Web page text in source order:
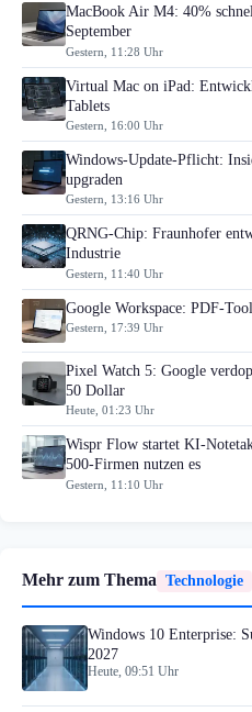
MacBook Air M4: 40%
September
Gestern, 11:28 Uhr
Virtual Mac on iPad:
Tablets
Gestern, 16:00 Uhr
Windows-Update-Pflicht:
upgraden
Gestern, 13:16 Uhr
QRNG-Chip: Fraunhofer
Industrie
Gestern, 11:40 Uhr
Google Workspace: PDF-
Gestern, 17:39 Uhr
Pixel Watch 5: Google
50 Dollar
Heute, 01:23 Uhr
Wispr Flow startet KI-
500-Firmen nutzen es
Gestern, 11:10 Uhr
Mehr zum Thema Technologie
Windows 10 Enterprise:
2027
Heute, 09:51 Uhr